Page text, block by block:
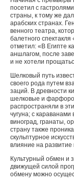
посетил с
страны, к тому же
арабских странах.
венного театра,
балетного
отметил: «В Егип­те
аншлагом, после
и не хотели
Шелковый путь
своего рода путем
заций. В древности
шелковые и
распространя­ли в
чугуна; с
виноград, гранаты,
страну также
скульптурное
влияние на развитие
Культурный обмен и
движущей силой
обмену можно